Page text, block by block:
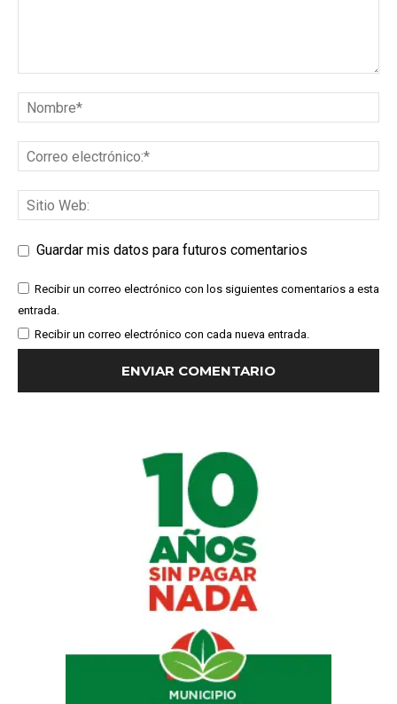
Guardar mis datos para futuros comentarios
Recibir un correo electrónico con los siguientes comentarios a esta
entrada.
Recibir un correo electrónico con cada nueva entrada.